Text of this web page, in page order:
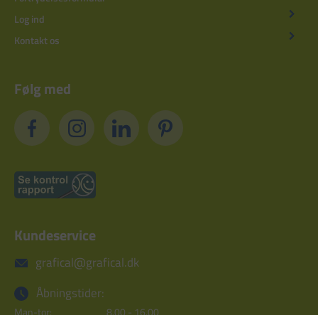
Log ind
Kontakt os
Følg med
Kundeservice
grafical@grafical.dk
Åbningstider:
Man-tor: 8.00 - 16.00